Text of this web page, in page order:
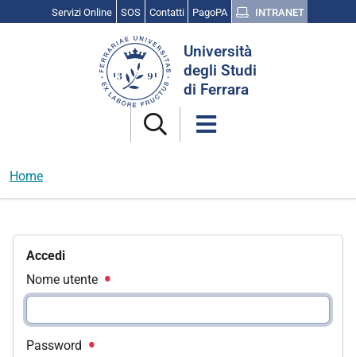
Servizi Online SOS Contatti PagoPA INTRANET
Università
degli Studi
di Ferrara
Home
Accedi
Nome utente
Password